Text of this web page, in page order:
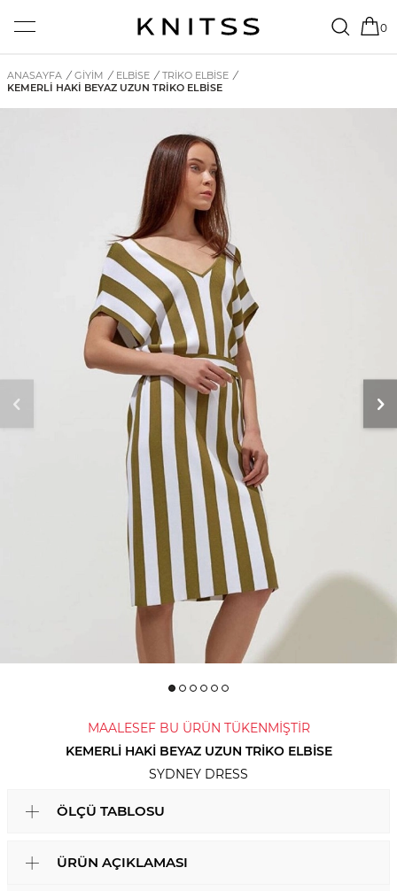
0
ANASAYFA / GİYİM / ELBISE / TRIKO ELBISE /
KEMERLI HAKI BEYAZ UZUN TRIKO ELBISE
MAALESEF BU ÜRÜN TÜKENMİŞTİR
KEMERLI HAKI BEYAZ UZUN TRIKO ELBISE
SYDNEY DRESS
ÖLÇÜ TABLOSU
ÜRÜN AÇIKLAMASI